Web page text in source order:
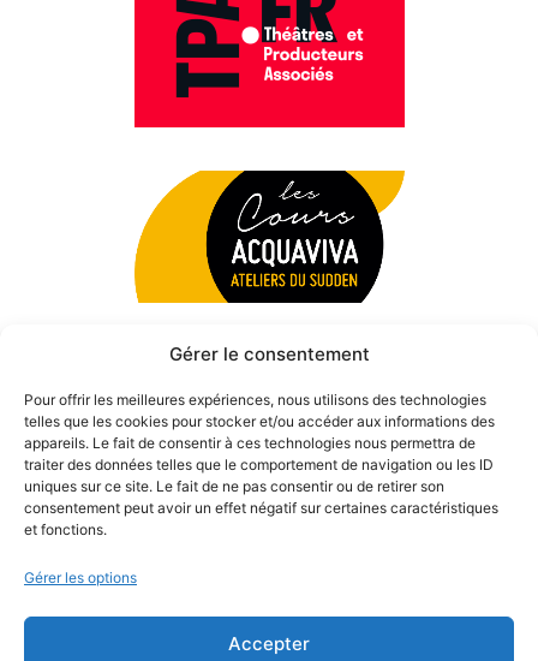
Gérer le consentement
Pour offrir les meilleures expériences, nous utilisons des technologies
telles que les cookies pour stocker et/ou accéder aux informations des
appareils. Le fait de consentir à ces technologies nous permettra de
traiter des données telles que le comportement de navigation ou les ID
uniques sur ce site. Le fait de ne pas consentir ou de retirer son
consentement peut avoir un effet négatif sur certaines caractéristiques
et fonctions.
Gérer les options
Accepter
© 2026 Théâtre des Béliers Parisiens. | Tous droits réservés.